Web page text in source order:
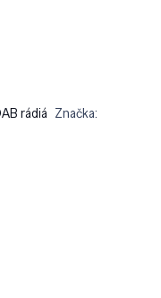
rádiá Značka: